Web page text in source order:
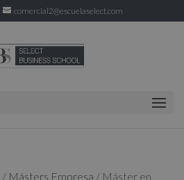
comercial2@escuelaselect.com
/ Másters Empresa / Máster en